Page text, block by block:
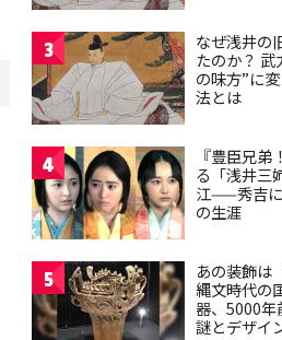
3
なぜ浅井の
たのか？ 武
の味方”に
法とは
4
『豊臣兄
る「浅井三
江——秀吉
の生涯
5
あの装飾は
縄文時代の
器、5000年
謎とデザイ